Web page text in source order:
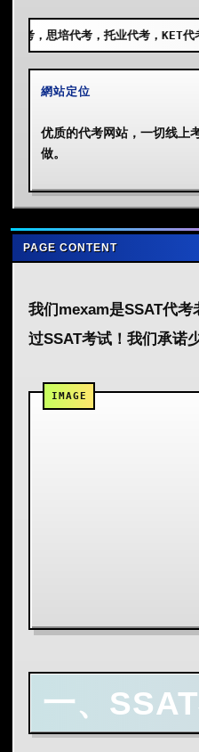
考，托业代考，KET代考，
網站定位
优质的代考网站，一切线上
做。
PAGE CONTENT
我们mexam是SSAT代考
过SSAT考试！我们承诺
一、